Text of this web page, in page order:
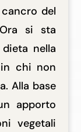
del
si sta
nella
in chi non
Alla base
apporto
vegetali